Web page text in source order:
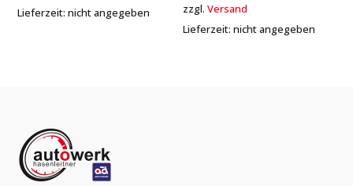
Lieferzeit: nicht angegeben
zzgl.Versand
Lieferzeit: nicht angegeben